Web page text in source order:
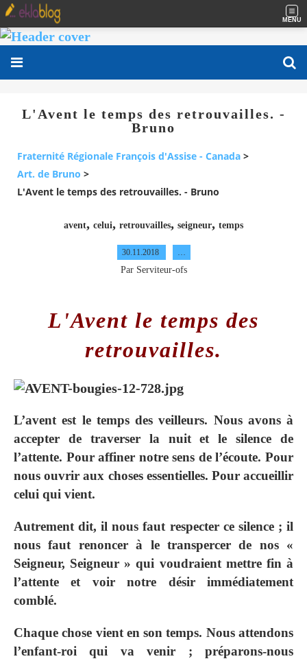
MENU
L'Avent le temps des retrouvailles. -
Bruno
Fraternité Régionale François d'Assise - Canada >
Art. de Bruno >
L'Avent le temps des retrouvailles. - Bruno
avent, celui, retrouvailles, seigneur, temps
30.11.2018
Par Serviteur-ofs
L'Avent le temps des
retrouvailles.
L’avent est le temps des veilleurs. Nous avons à
accepter de traverser la nuit et le silence de
l’attente. Pour affiner notre sens de l’écoute. Pour
nous ouvrir aux choses essentielles. Pour accueillir
celui qui vient.
Autrement dit, il nous faut respecter ce silence ; il
nous faut renoncer à le transpercer de nos «
Seigneur, Seigneur » qui voudraient mettre fin à
l’attente et voir notre désir immédiatement
comblé.
Chaque chose vient en son temps. Nous attendons
l’enfant-roi qui va venir ; préparons-nous